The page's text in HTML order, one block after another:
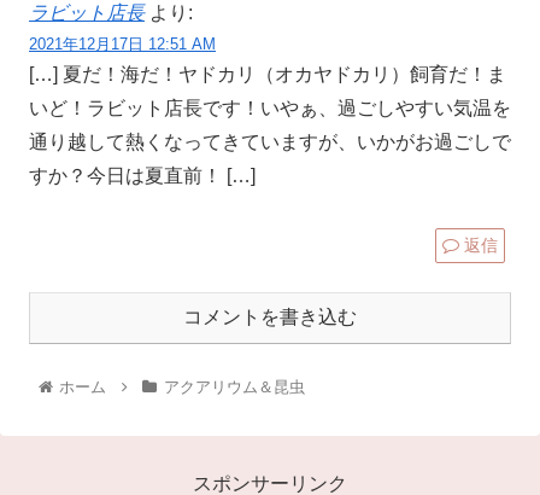
ラビット店長 より:
2021年12月17日 12:51 AM
[…] 夏だ！海だ！ヤドカリ（オカヤドカリ）飼育だ！ま
いど！ラビット店長です！いやぁ、過ごしやすい気温を
通り越して熱くなってきていますが、いかがお過ごしで
すか？今日は夏直前！ […]
返信
コメントを書き込む
ホーム アクアリウム＆昆虫
スポンサーリンク